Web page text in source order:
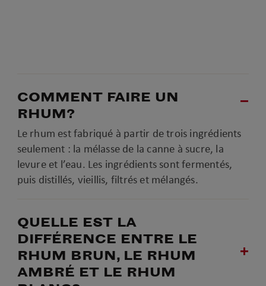
COMMENT FAIRE UN
RHUM?
Le rhum est fabriqué à partir de trois ingrédients
seulement : la mélasse de la canne à sucre, la
levure et l’eau. Les ingrédients sont fermentés,
puis distillés, vieillis, filtrés et mélangés.
QUELLE EST LA
DIFFÉRENCE ENTRE LE
RHUM BRUN, LE RHUM
AMBRÉ ET LE RHUM